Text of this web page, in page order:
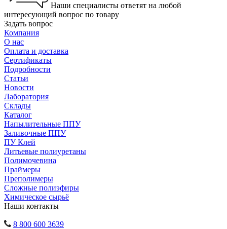
Наши специалисты ответят на любой
интересующий вопрос по товару
Задать вопрос
Компания
О нас
Оплата и доставка
Сертификаты
Подробности
Статьи
Новости
Лаборатория
Склады
Каталог
Напылительные ППУ
Заливочные ППУ
ПУ Клей
Литьевые полиуретаны
Полимочевина
Праймеры
Преполимеры
Сложные полиэфиры
Химическое сырьё
Наши контакты
8 800 600 3639